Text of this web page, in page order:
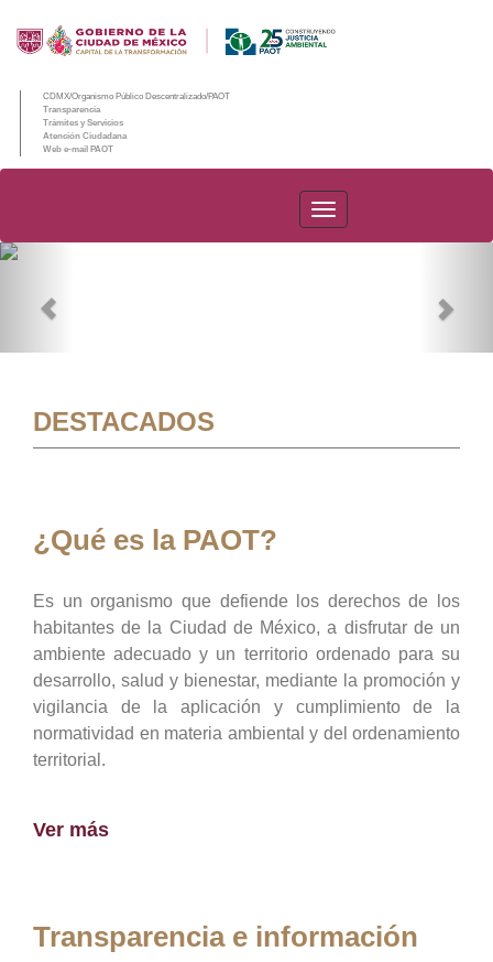
CDMX/Organismo Público Descentralizado/PAOT
Transparencia
Trámites y Servicios
Atención Ciudadana
Web e-mail PAOT
PAOT
DESTACADOS
¿Qué es la PAOT?
Es un organismo que defiende los derechos de los
habitantes de la Ciudad de México, a disfrutar de un
ambiente adecuado y un territorio ordenado para su
desarrollo, salud y bienestar, mediante la promoción y
vigilancia de la aplicación y cumplimiento de la
normatividad en materia ambiental y del ordenamiento
territorial.
Ver más
Transparencia e información